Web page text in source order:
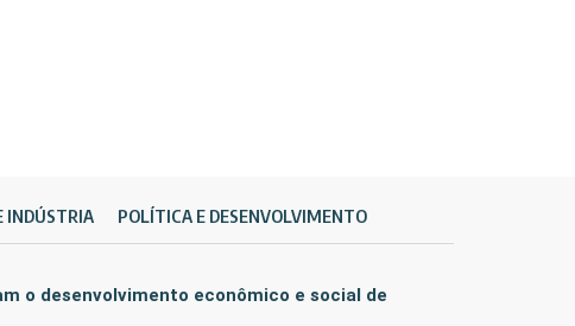
INDÚSTRIA POLÍTICA E DESENVOLVIMENTO
o desenvolvimento econômico e social de